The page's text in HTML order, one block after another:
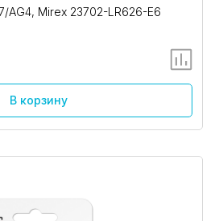
AG4, Mirex 23702-LR626-E6
В корзину